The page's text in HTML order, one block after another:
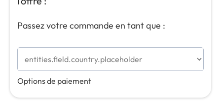
Passez votre commande en tant que :
Options de paiement